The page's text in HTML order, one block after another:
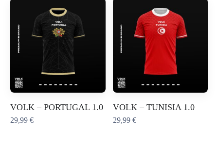
VOLK – PORTUGAL 1.0
29,99€
VOLK – TUNISIA 1.0
29,99 €